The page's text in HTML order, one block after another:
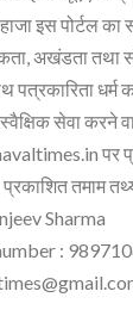
इस पोर्टल
अखंडता तथा
पत्रकारिता धर्म
सेवा करने
पर
तमाम
Sharma
: